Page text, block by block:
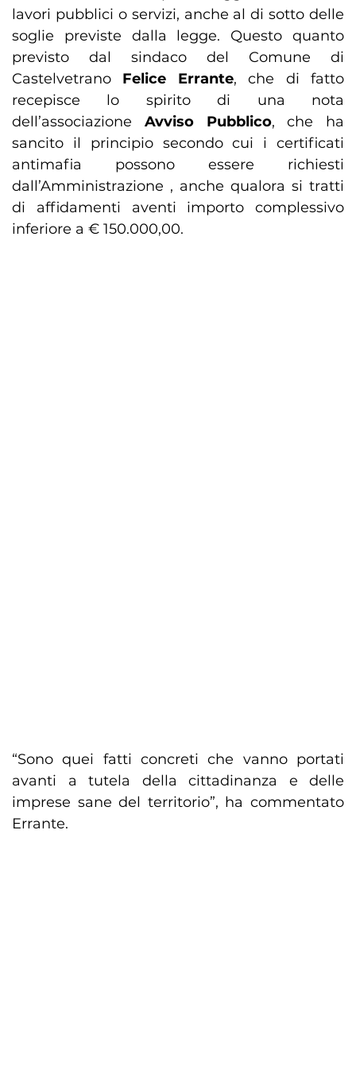
lavori pubblici o servizi, anche al di sotto delle
soglie previste dalla legge. Questo quanto
previsto dal sindaco del Comune di
Castelvetrano Felice Errante, che di fatto
recepisce lo spirito di una nota
dell’associazione Avviso Pubblico, che ha
sancito il principio secondo cui i certificati
antimafia possono essere richiesti
dall’Amministrazione , anche qualora si tratti
di affidamenti aventi importo complessivo
inferiore a € 150.000,00.
“Sono quei fatti concreti che vanno portati
avanti a tutela della cittadinanza e delle
imprese sane del territorio”, ha commentato
Errante.